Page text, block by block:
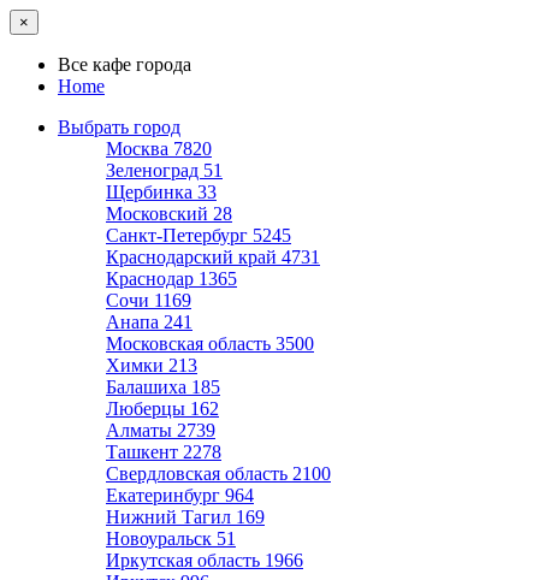
×
Все кафе города
Home
Выбрать город
Москва 7820
Зеленоград 51
Щербинка 33
Московский 28
Санкт-Петербург 5245
Краснодарский край 4731
Краснодар 1365
Сочи 1169
Анапа 241
Московская область 3500
Химки 213
Балашиха 185
Люберцы 162
Алматы 2739
Ташкент 2278
Свердловская область 2100
Екатеринбург 964
Нижний Тагил 169
Новоуральск 51
Иркутская область 1966